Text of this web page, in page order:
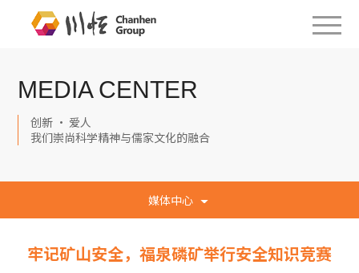
MEDIA CENTER
创新 · 爱人
我们崇尚科学精神与儒家文化的融合
媒体中心
牢记矿山安全，福泉磷矿举行安全知识竞赛